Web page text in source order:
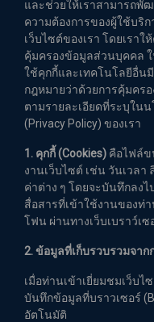
และช่วยให้เราสามารถ
ความต้องการของผู้ใช้บริ
เว็บไซต์ของเรา โดยเรา
คุ้มครองข้อมูลส่วนบุคคล
ใช้คุกกี้และเทคโนโลยีอื่
กฎหมายว่าด้วยการคุ้มคร
ตามรายละเอียดที่ระบุใน
(Privacy Policy) ของเรา
1. คุกกี้ (Cookies) คือไฟล์ข
งานเว็บไซต์ เช่น วันเวลา
ค่าต่าง ๆ โดยจะบันทึกลง
สื่อสารที่เข้าใช้งานของท่
โฟน ผ่านทางเว็บเบราว์เ
2. ข้อมูลที่เก็บรวบรวมจาก
เมื่อท่านเข้าเยี่ยมชมเว็บไ
บันทึกข้อมูลที่บราวเซอร์
อัตโนมัติ